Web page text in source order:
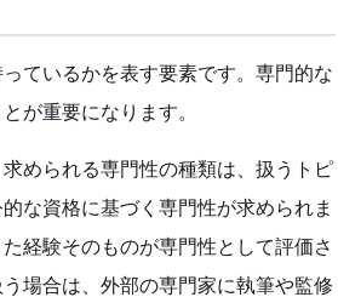
ているかを表す要素です。専門的な
が重要になります。
められる専門性の種類は、扱うトピ
な資格に基づく専門性が求められま
経験そのものが専門性として評価さ
場合は、外部の専門家に執筆や監修